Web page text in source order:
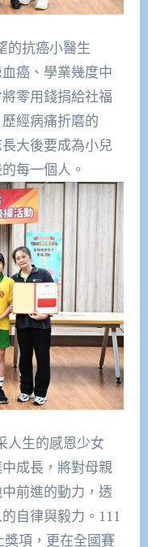
的抗癌小醫生
癌、學業幾度中
零用錢捐給社福
經病痛折磨的
大後要成為小兒
每一個人。
人生的感恩少女
成長，將對母親
前進的動力，透
自律與毅力。111
項，更在全國賽